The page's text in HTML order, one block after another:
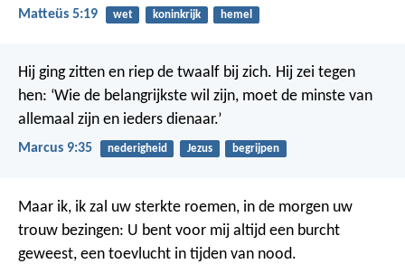
Matteüs 5:19 wet koninkrijk hemel
Hij ging zitten en riep de twaalf bij zich. Hij zei tegen
hen: ‘Wie de belangrijkste wil zijn, moet de minste van
allemaal zijn en ieders dienaar.’
Marcus 9:35 nederigheid Jezus begrijpen
Maar ik, ik zal uw sterkte roemen, in de morgen uw
trouw bezingen: U bent voor mij altijd een burcht
geweest, een toevlucht in tijden van nood.